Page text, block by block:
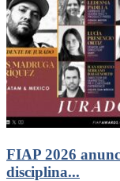
FIAP 2026
disciplina...